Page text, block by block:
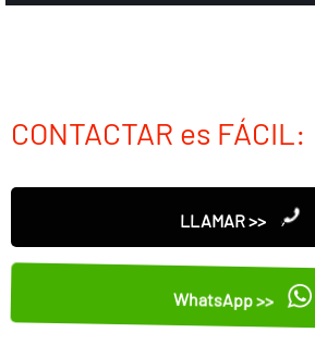
CONTACTAR es FÁCIL:
LLAMAR >>
WhatsApp >>